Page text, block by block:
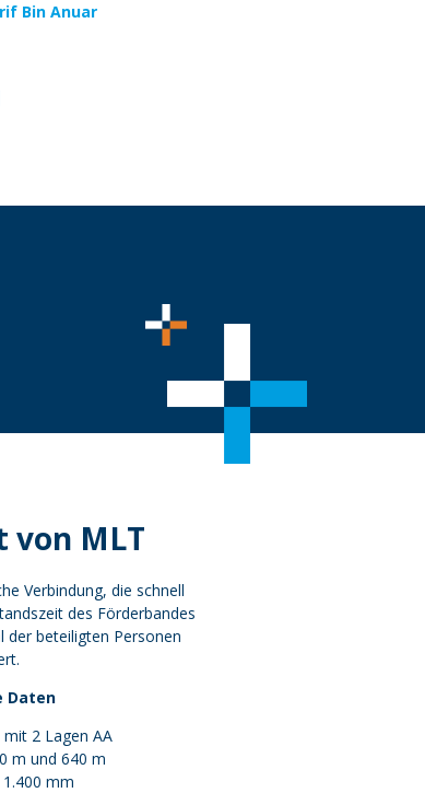
Bin Anuar
von MLT
Verbindung, die schnell
des Förderbandes
der beteiligten Personen
Daten
2 Lagen AA
m und 640 m
mm